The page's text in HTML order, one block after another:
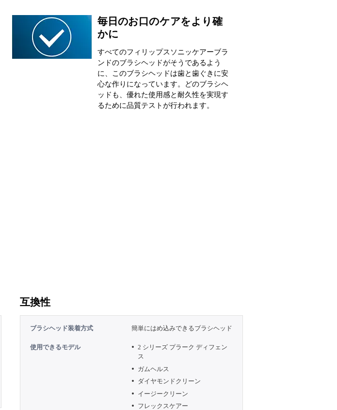
毎日のお口のケアをより確
かに
すべてのフィリップスソニッケアーブラ
ンドのブラシヘッドがそうであるよう
に、このブラシヘッドは歯と歯ぐきに安
心な作りになっています。どのブラシヘ
ッドも、優れた使用感と耐久性を実現す
るために品質テストが行われます。
互換性
ブラシヘッド装着方式 簡単にはめ込みできるブラシヘッド
使用できるモデル
2 シリーズ プラーク ディフェン
ス
ガムヘルス
ダイヤモンドクリーン
イージークリーン
フレックスケアー